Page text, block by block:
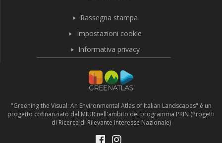
Rassegna stampa
Impostazioni cookie
Informativa privacy
"Greening the Visual: An Environmental Atlas of Italian Landscapes" è un
progetto cofinanziato dal MIUR nell'ambito del programma PRIN (Progetti
di Ricerca di Rilevante Interesse Nazionale)